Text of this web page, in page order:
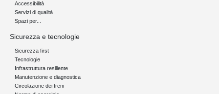
Accessibilità
Servizi di qualità
Spazi per...
Sicurezza e tecnologie
Sicurezza first
Tecnologie
Infrastruttura resiliente
Manutenzione e diagnostica
Circolazione dei treni